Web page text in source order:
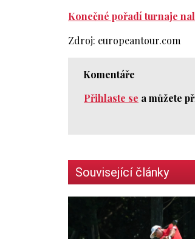
Konečné pořadí turnaje
Zdroj: europeantour.com
Komentáře
Přihlaste se a můžete
Související články